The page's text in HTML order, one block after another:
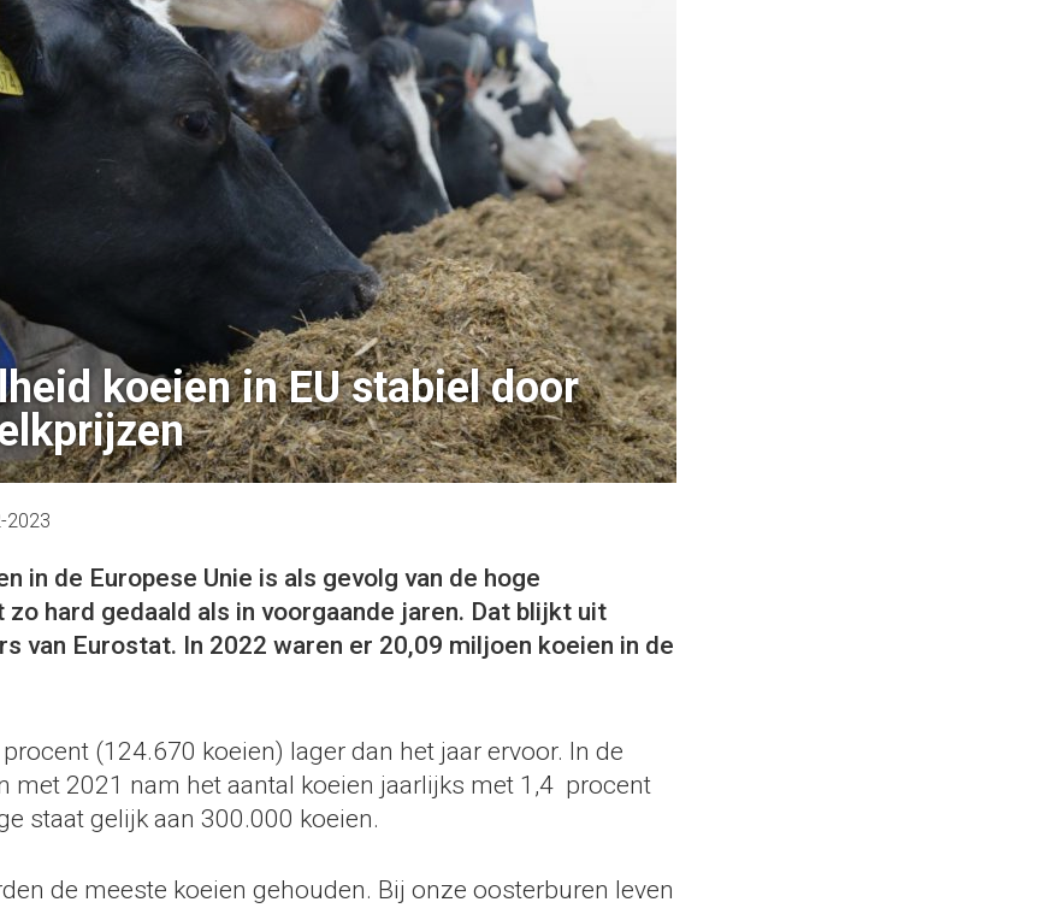
koeien in EU stabiel door
2023
in de Europese Unie is als gevolg van de hoge
hard gedaald als in voorgaande jaren. Dat blijkt uit
van Eurostat. In 2022 waren er 20,09 miljoen koeien in de
(124.670 koeien) lager dan het jaar ervoor. In de
met 2021 nam het aantal koeien jaarlijks met 1,4 procent
staat gelijk aan 300.000 koeien.
de meeste koeien gehouden. Bij onze oosterburen leven